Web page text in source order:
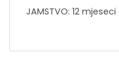
JAMSTVO: 12 mjeseci